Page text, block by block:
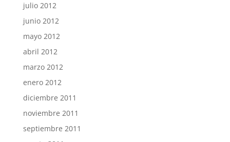
julio 2012
junio 2012
mayo 2012
abril 2012
marzo 2012
enero 2012
diciembre 2011
noviembre 2011
septiembre 2011